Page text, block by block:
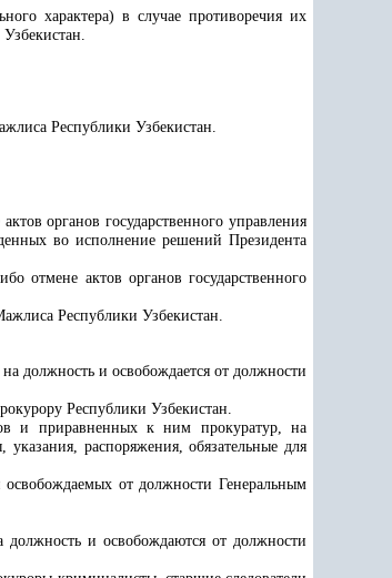
характера) в случае противоречия их
Республики Узбекистан.
органов государственного управления
во исполнение решений Президента
отмене актов органов государственного
Республики Узбекистан.
должность и освобождается от должности
Республики Узбекистан.
и приравненных к ним прокуратур, на
распоряжения, обязательные для
освобождаемых от должности Генеральным
должность и освобождаются от должности